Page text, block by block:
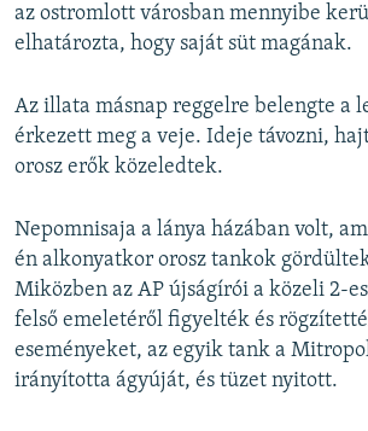
az ostromlott városban mennyibe
elhatározta, hogy saját süt magának.
Az illata másnap reggelre belengte a
érkezett meg a veje. Ideje távozni,
orosz erők közeledtek.
Nepomnisaja a lánya házában volt,
én alkonyatkor orosz tankok
Miközben az AP újságírói a közeli 2-
felső emeletéről figyelték és
eseményeket, az egyik tank a
irányította ágyúját, és tüzet nyitott.